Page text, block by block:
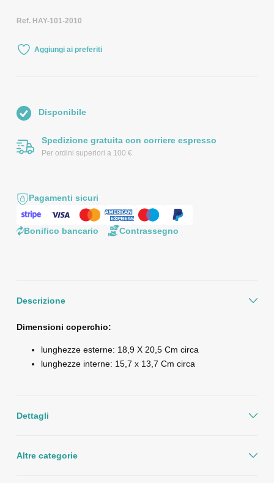
Ref. HAY-101-2010
Aggiungi ai preferiti
Disponibile
Spedizione gratuita con corriere espresso
Per ordini superiori a 100 €
Pagamenti sicuri
Bonifico bancario Contrassegno
Descrizione
Dimensioni coperchio:
lunghezze esterne: 18,9 X 20,5 Cm circa
lunghezze interne: 15,7 x 13,7 Cm circa
Dettagli
Altre categorie